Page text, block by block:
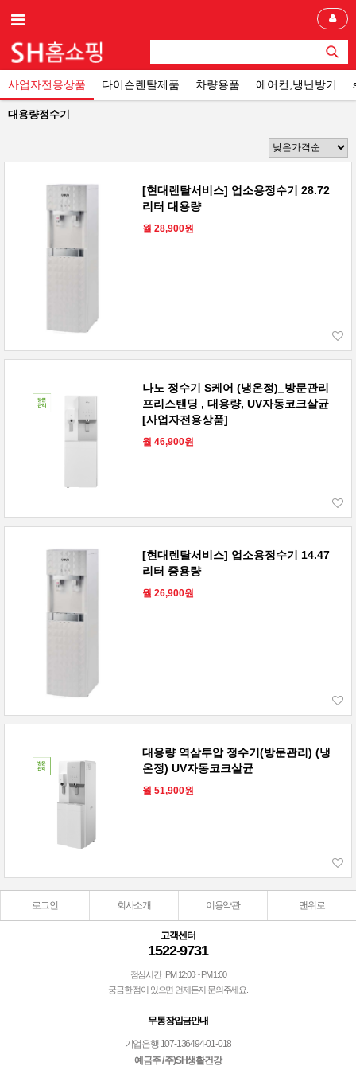
사업자전용상품 다이슨렌탈제품 차량용품 에어컨,냉난방기
대용량정수기
[현대렌탈서비스] 업소용정수기 28.72
리터 대용량
월 28,900원
나노 정수기 S케어 (냉온정)_방문관리
프리스탠딩 , 대용량, UV자동코크살균
[사업자전용상품]
월 46,900원
[현대렌탈서비스] 업소용정수기 14.47
리터 중용량
월 26,900원
대용량 역삼투압 정수기(방문관리) (냉
온정) UV자동코크살균
월 51,900원
로그인 회사소개 이용약관 맨위로
고객센터
1522-9731
점심시간 : PM 12:00 ~ PM 1:00
궁금한 점이 있으면 언제든지 문의주세요.
무통장입금안내
기업은행 107-136494-01-018
예금주 / 주)SH생활건강